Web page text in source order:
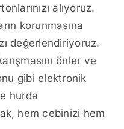
alıyoruz.
korunmasına
değerlendiriyoruz.
önler ve
gibi elektronik
hurda
hem cebinizi hem